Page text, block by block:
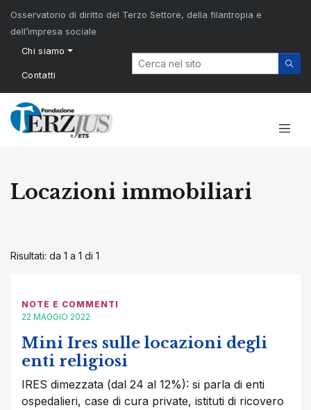
Osservatorio di diritto del Terzo Settore, della filantropia e
dell’impresa sociale
Chi siamo
Contatti
Locazioni immobiliari
Risultati: da 1 a 1 di 1
NOTE E COMMENTI
22 MAGGIO 2022
Mini Ires sulle locazioni degli
enti religiosi
IRES dimezzata (dal 24 al 12%): si parla di enti
ospedalieri, case di cura private, istituti di ricovero